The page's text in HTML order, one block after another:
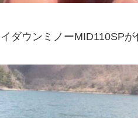
ダウンミノーMID110SP